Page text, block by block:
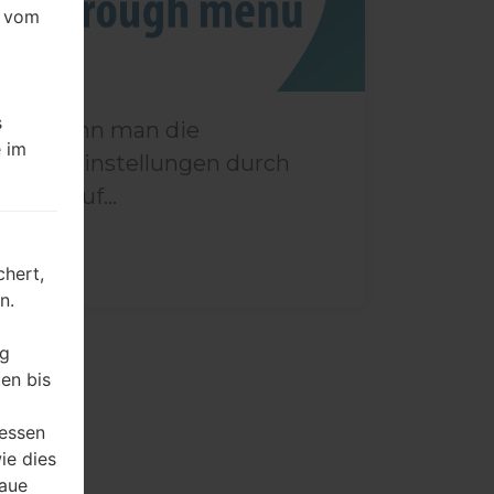
Wie kann man die
Werkseinstellungen durch
Menü auf...
im
bis
dies